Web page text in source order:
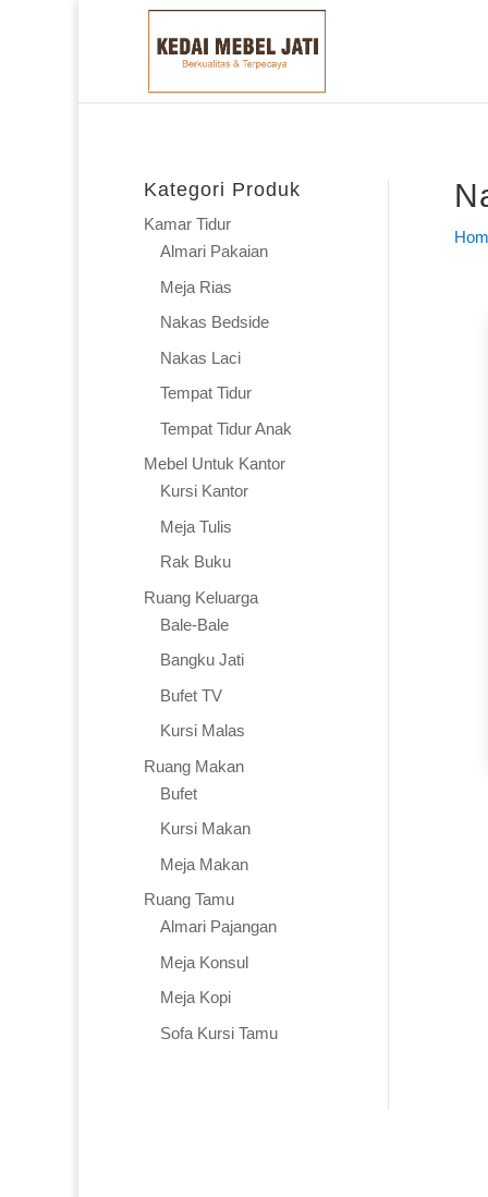
Kategori Produk
Kamar Tidur
Almari Pakaian
Meja Rias
Nakas Bedside
Nakas Laci
Tempat Tidur
Tempat Tidur Anak
Mebel Untuk Kantor
Kursi Kantor
Meja Tulis
Rak Buku
Ruang Keluarga
Bale-Bale
Bangku Jati
Bufet TV
Kursi Malas
Ruang Makan
Bufet
Kursi Makan
Meja Makan
Ruang Tamu
Almari Pajangan
Meja Konsul
Meja Kopi
Sofa Kursi Tamu